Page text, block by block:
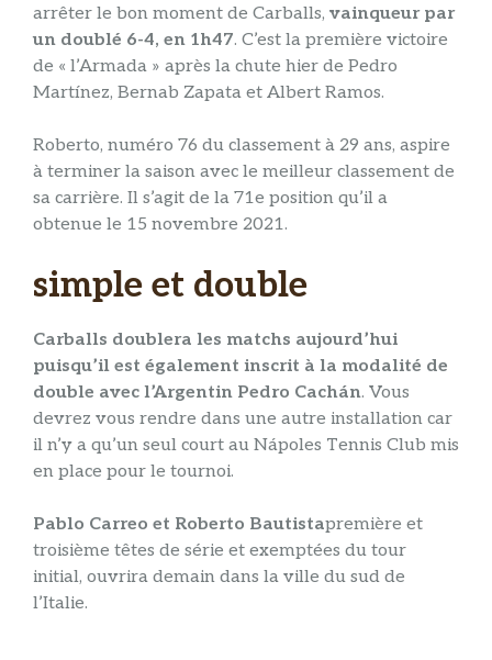
arrêter le bon moment de Carballs, vainqueur par
un doublé 6-4, en 1h47. C’est la première victoire
de « l’Armada » après la chute hier de Pedro
Martínez, Bernab Zapata et Albert Ramos.
Roberto, numéro 76 du classement à 29 ans, aspire
à terminer la saison avec le meilleur classement de
sa carrière. Il s’agit de la 71e position qu’il a
obtenue le 15 novembre 2021.
simple et double
Carballs doublera les matchs aujourd’hui
puisqu’il est également inscrit à la modalité de
double avec l’Argentin Pedro Cachán. Vous
devrez vous rendre dans une autre installation car
il n’y a qu’un seul court au Nápoles Tennis Club mis
en place pour le tournoi.
Pablo Carreo et Roberto Bautistapremière et
troisième têtes de série et exemptées du tour
initial, ouvrira demain dans la ville du sud de
l’Italie.